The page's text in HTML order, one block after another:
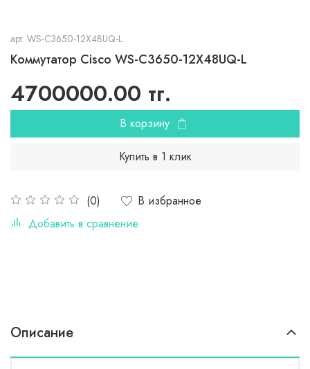
арт. WS-C3650-12X48UQ-L
Коммутатор Cisco WS-C3650-12X48UQ-L
(0)
В избранное
Добавить в сравнение
4700000.00 тг.
В корзину
Купить в 1 клик
Описание